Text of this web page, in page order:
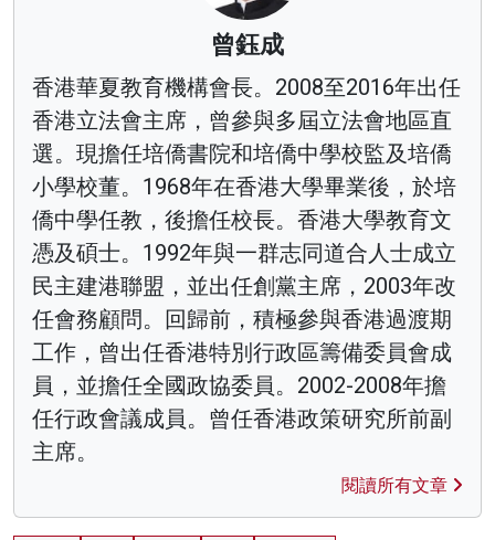
曾鈺成
香港華夏教育機構會長。2008至2016年出任
香港立法會主席，曾參與多屆立法會地區直
選。現擔任培僑書院和培僑中學校監及培僑
小學校董。1968年在香港大學畢業後，於培
僑中學任教，後擔任校長。香港大學教育文
憑及碩士。1992年與一群志同道合人士成立
民主建港聯盟，並出任創黨主席，2003年改
任會務顧問。回歸前，積極參與香港過渡期
工作，曾出任香港特別行政區籌備委員會成
員，並擔任全國政協委員。2002-2008年擔
任行政會議成員。曾任香港政策研究所前副
主席。
閱讀所有文章